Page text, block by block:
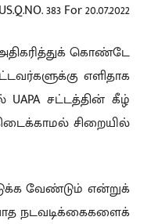
383 For 20.07.2022
கொண்டே
எளிதாக
சட்டத்தின் கீழ்
சிறையில்
வேண்டும் என்றுக்
நடவடிக்கைகளைக்